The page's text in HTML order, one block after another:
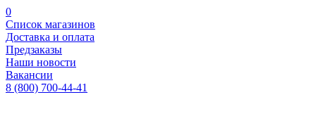
0
Список магазинов
Доставка и оплата
Предзаказы
Наши новости
Вакансии
8 (800) 700-44-41